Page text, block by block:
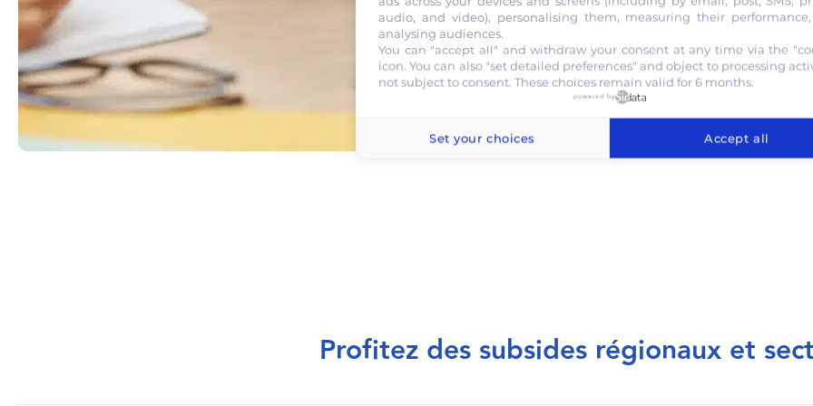
Création de site : des templates vous
votre site.
Système d’information : Sharepoint
outil de recherche. Vos collaborateurs
sont nécessaires.
Profitez des subsides régionaux et
audio, and video), personalising them, measuring their
analysing audiences.
You can "accept all" and withdraw your consent at any time via the
icon. You can also "set detailed preferences" and object to processing
not subject to consent. These choices remain valid for 6 months.
powered by
Set your choices Accept all